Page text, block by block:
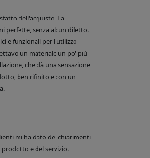
dell'acquisto. La
perfette, senza alcun difetto.
e funzionali per l'utilizzo
un materiale un po' più
che dà una sensazione
ben rifinito e con un
mi ha dato dei chiarimenti
prodotto e del servizio.